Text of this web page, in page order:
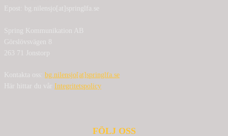
Epost: bg.nilensjo[at]springlfa.se
Spring Kommunikation AB
Görslövsvägen 8
263 71 Jonstorp
Kontakta oss: bg.nilensjo[at]springlfa.se
Här hittar du vår Integritetspolicy
FÖLJ OSS